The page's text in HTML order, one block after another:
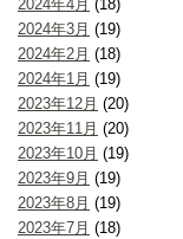
2024年4月 (18)
2024年3月 (19)
2024年2月 (18)
2024年1月 (19)
2023年12月 (20)
2023年11月 (20)
2023年10月 (19)
2023年9月 (19)
2023年8月 (19)
2023年7月 (18)